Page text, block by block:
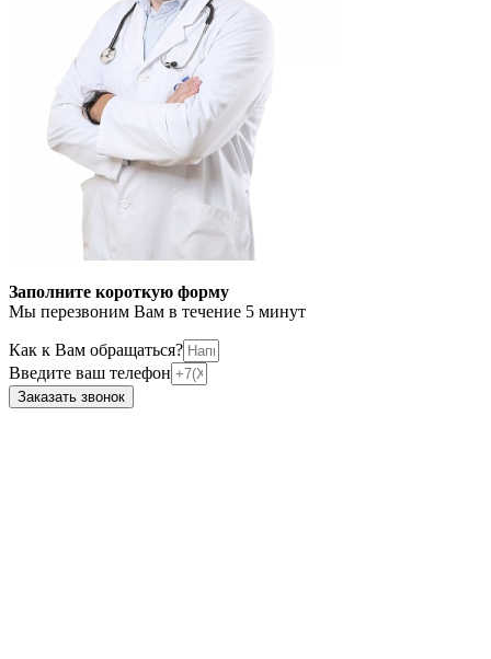
Заполните короткую форму
Мы перезвоним Вам в течение 5 минут
Как к Вам обращаться?
Введите ваш телефон
Заказать звонок